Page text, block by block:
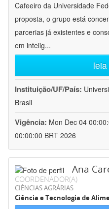
Cafeeiro da Universidade
proposta, o grupo está
parcerias já existentes e
em intelig...
Instituição/UF/País:
Brasil
Vigência: Mon Dec 04
00:00:00 BRT 2026
Ana
COORDENADOR(A)
CIÊNCIAS AGRÁRIAS
Ciência e Tecnologia de